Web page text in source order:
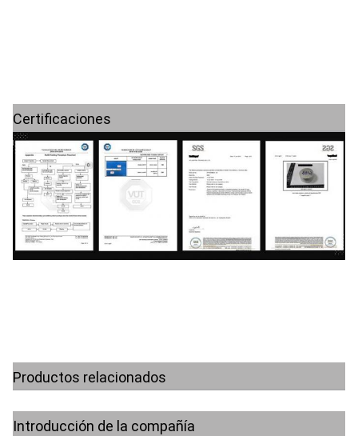
Certificaciones
Productos relacionados
Introducción de la compañía